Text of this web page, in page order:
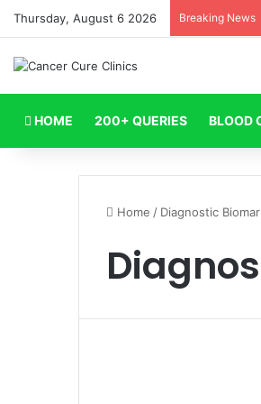
Thursday, August 6 2026 Breaking News
HOME 200+ QUERIES BLOOD
Home / Diagnostic